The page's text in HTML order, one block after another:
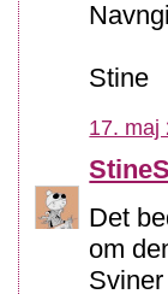
Stine
17. maj
Det
om